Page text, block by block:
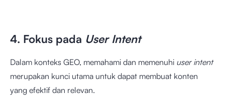
4. Fokus pada User Intent
Dalam konteks GEO, memahami dan memenuhi user intent
merupakan kunci utama untuk dapat membuat konten
yang efektif dan relevan.